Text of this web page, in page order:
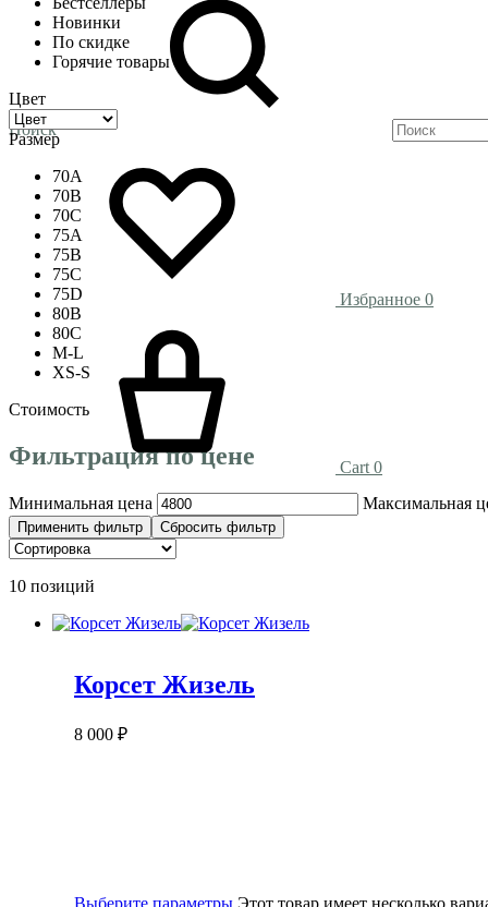
Поиск
Избранное 0
Cart 0
Новинки
По скидке
Горячие товары
Цвет
Размер
70A
70B
70C
75A
75B
75C
75D
80B
80C
M-L
XS-S
Стоимость
Фильтрация по цене
Минимальная цена Максимальная
Применить фильтр
Сбросить фильтр
10 позиций
Корсет Жизель
8 000 ₽
Выберите параметры Этот товар имеет несколько